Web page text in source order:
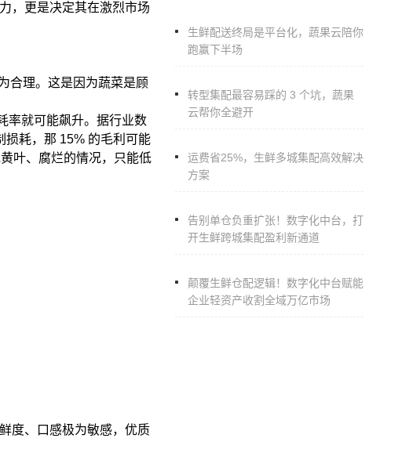
解决方案/适配生鲜蔬果多城市配集平台
，更是决定其在激烈市场
合理。这是因为蔬菜是顾
率就可能飙升。据行业数
损耗，那 15% 的毛利可能
叶、腐烂的情况，只能低
度、口感极为敏感，优质
生鲜配送终局是平台化，蔬果云陪你
跑赢下半场
转型集配最容易踩的 3 个坑，蔬果
云帮你全避开
运费省25%，生鲜多城集配高效解决
方案
告别单仓负重扩张！数字化中台，打
开生鲜跨城集配盈利新通道
颠覆生鲜仓配逻辑！数字化中台赋能
企业轻资产收割全域万亿市场